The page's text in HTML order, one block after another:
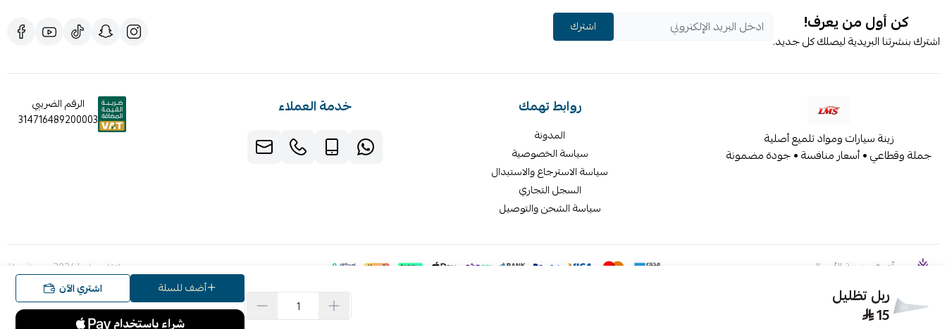
ربل تظليل
15
أضف للسلة اشتري الآن
كن أول من يعرف!
اشترك بنشرتنا البريدية ليصلك كل جديد.
اشترك
زينة سيارات ومواد تلميع أصلية
جملة وقطاعي • أسعار منافسة • جودة مضمونة
روابط تهمك
المدونة
سياسة الخصوصية
سياسة الاسترجاع والاستبدال
السجل التجاري
سياسة الشحن والتوصيل
خدمة العملاء
الرقم الضريبي
314716489200003
موثّق في منصة الأعمال صنع بإتقان على | 2026 منصة سلة